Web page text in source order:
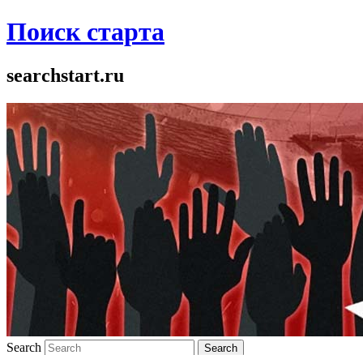
Поиск старта
searchstart.ru
Search